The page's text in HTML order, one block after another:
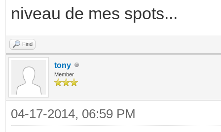
niveau de mes spots...
Find
tony
Member
04-17-2014, 06:59 PM